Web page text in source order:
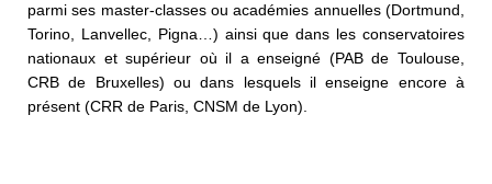
parmi ses master-classes ou académies annuelles (Dortmund,
Torino, Lanvellec, Pigna…) ainsi que dans les conservatoires
nationaux et supérieur où il a enseigné (PAB de Toulouse,
CRB de Bruxelles) ou dans lesquels il enseigne encore à
présent (CRR de Paris, CNSM de Lyon).